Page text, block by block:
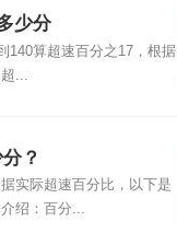
少分
140算超速百分之17，根据
...
？
实际超速百分比，以下是
绍：百分...